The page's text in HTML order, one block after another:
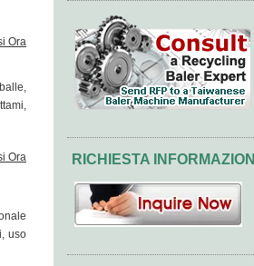
Ora
Ora
uso
RICHIESTA INFORMAZIONI